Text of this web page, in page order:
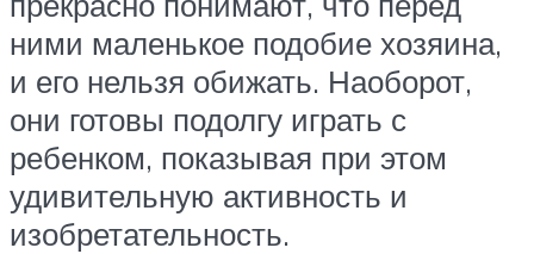
ними маленькое подобие хозяина,
и его нельзя обижать. Наоборот,
они готовы подолгу играть с
ребенком, показывая при этом
удивительную активность и
изобретательность.